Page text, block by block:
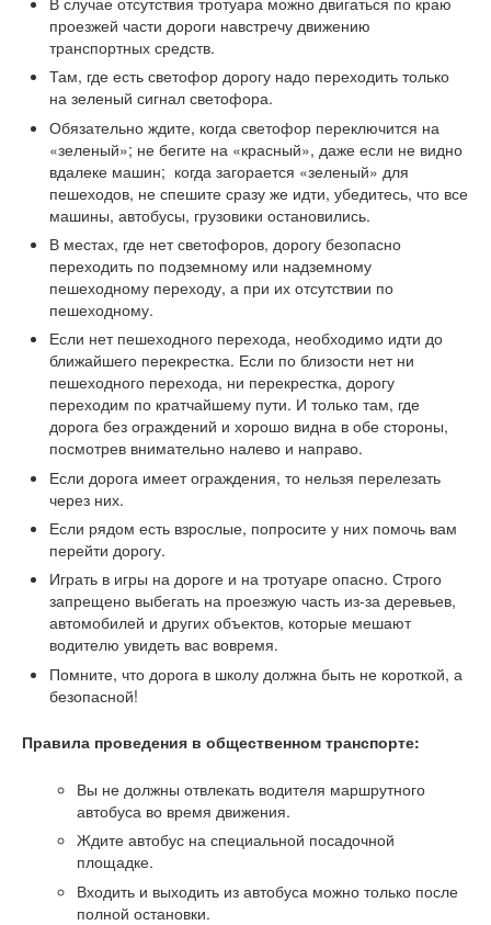
проезжей части дороги навстречу движению
транспортных средств.
Там, где есть светофор дорогу надо переходить только
на зеленый сигнал светофора.
Обязательно ждите, когда светофор переключится на
«зеленый»; не бегите на «красный», даже если не видно
вдалеке машин; когда загорается «зеленый» для
пешеходов, не спешите сразу же идти, убедитесь, что все
машины, автобусы, грузовики остановились.
В местах, где нет светофоров, дорогу безопасно
переходить по подземному или надземному
пешеходному переходу, а при их отсутствии по
пешеходному.
Если нет пешеходного перехода, необходимо идти до
ближайшего перекрестка. Если по близости нет ни
пешеходного перехода, ни перекрестка, дорогу
переходим по кратчайшему пути. И только там, где
дорога без ограждений и хорошо видна в обе стороны,
посмотрев внимательно налево и направо.
Если дорога имеет ограждения, то нельзя перелезать
через них.
Если рядом есть взрослые, попросите у них помочь вам
перейти дорогу.
Играть в игры на дороге и на тротуаре опасно. Строго
запрещено выбегать на проезжую часть из-за деревьев,
автомобилей и других объектов, которые мешают
водителю увидеть вас вовремя.
Помните, что дорога в школу должна быть не короткой, а
безопасной!
Правила проведения в общественном транспорте:
Вы не должны отвлекать водителя маршрутного
автобуса во время движения.
Ждите автобус на специальной посадочной
площадке.
Входить и выходить из автобуса можно только после
полной остановки.